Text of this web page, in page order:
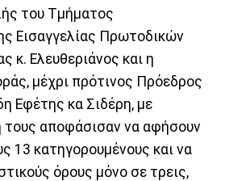
του Τμήματος
Εισαγγελίας Πρωτοδικών
κ. Ελευθεριάνος και η
μέχρι πρότινος Πρόεδρος
Εφέτης κα Σιδέρη, με
αποφάσισαν να αφήσουν
13 κατηγορουμένους και να
όρους μόνο σε τρεις,